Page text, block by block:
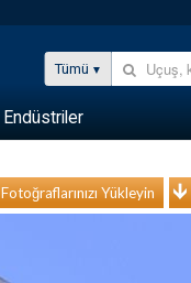
Tümü
Endüstriler
Fotoğraflarınızı Yükleyin